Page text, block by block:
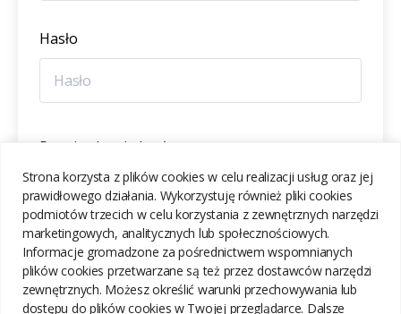
Strona korzysta z plików cookies w celu realizacji usług oraz jej
prawidłowego działania. Wykorzystuję również pliki cookies
podmiotów trzecich w celu korzystania z zewnętrznych narzędzi
marketingowych, analitycznych lub społecznościowych.
Informacje gromadzone za pośrednictwem wspomnianych
plików cookies przetwarzane są też przez dostawców narzędzi
zewnętrznych. Możesz określić warunki przechowywania lub
dostępu do plików cookies w Twojej przeglądarce. Dalsze
Hasło
Potwierdzenie hasła
ZAREJESTRUJ SIĘ